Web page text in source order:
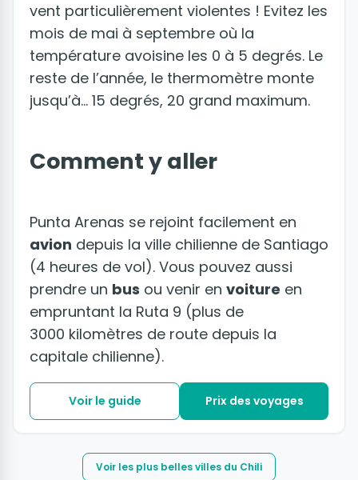
vent particulièrement violentes ! Evitez les
mois de mai à septembre où la
température avoisine les 0 à 5 degrés. Le
reste de l’année, le thermomètre monte
jusqu’à… 15 degrés, 20 grand maximum.
Comment y aller
Punta Arenas se rejoint facilement en
avion depuis la ville chilienne de Santiago
(4 heures de vol). Vous pouvez aussi
prendre un bus ou venir en voiture en
empruntant la Ruta 9 (plus de
3000 kilomètres de route depuis la
capitale chilienne).
Voir le guide Prix des voyages
Voir les plus belles villes du Chili